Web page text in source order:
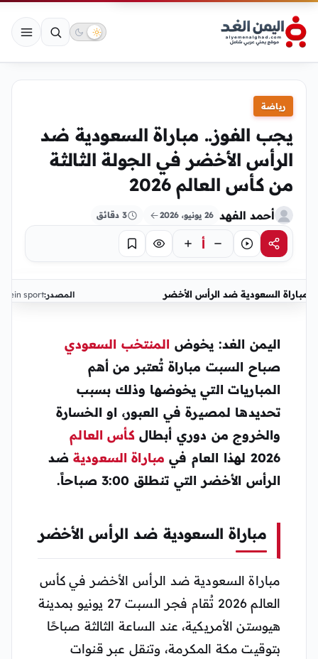
رياضة
يجب الفوز.. مباراة السعودية ضد
الرأس الأخضر في الجولة الثالثة
من كأس العالم 2026
أحمد الفهد 26 يونيو، 2026 3 دقائق
مشاركةاستماع أ تركيز حفظ
مباراة السعودية ضد الرأس الأخضر المصدر:bein sport
اليمن الغد: يخوض المنتخب السعودي
صباح السبت مباراة تُعتبر من أهم
المباريات التي يخوضها وذلك بسبب
تحديدها لمصيرة في العبور، او الخسارة
والخروج من دوري أبطالكأس العالم
2026 لهذا العام في
مباراة السعوديةضد
الرأس الأخضر التي تنطلق 3:00 صباحاً.
مباراة السعودية ضد الرأس الأخضر
مباراة السعودية ضد الرأس الأخضر في كأس
العالم 2026 تُقام فجر السبت 27 يونيو بمدينة
هيوستن الأمريكية، عند الساعة الثالثة صباحًا
بتوقيت مكة المكرمة، وتنقل عبر قنوات